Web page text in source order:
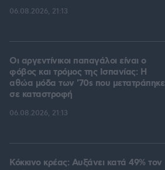
06.08.2026, 21:13
Οι αργεντίνικοι παπαγάλοι είναι ο
φόβος και τρόμος της Ισπανίας: Η
αθώα μόδα των '70s που μετατράπηκε
σε καταστροφή
06.08.2026, 21:13
Κόκκινο κρέας: Αυξάνει κατά 49% τον